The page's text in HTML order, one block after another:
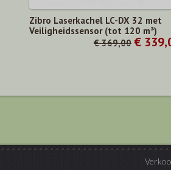
Zibro Laserkachel LC-DX 32 met
Veiligheidssensor (tot 120 m³)
€ 369,00 €